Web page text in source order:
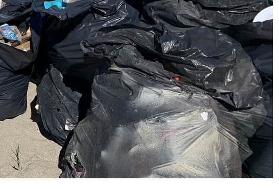
Carburanti, lieve respiro ai
distributori: benzina e diesel in
leggera discesa
Vacanze estive, c’è anche chi resta
a casa: un italiano su due non si
muoverà. Cos’è la “Staycation”